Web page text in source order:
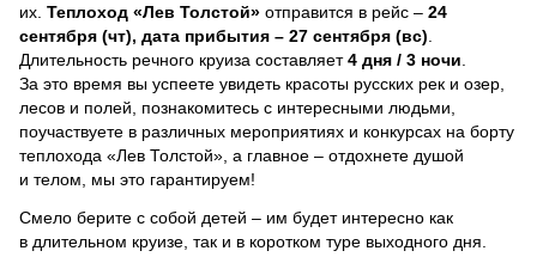
их. Теплоход «Лев Толстой» отправится в рейс – 24
сентября (чт), дата прибытия – 27 сентября (вс)
Длительность речного круиза составляет4 дня / 3 ночи
За это время вы успеете увидеть красоты русских рек и озер,
лесов и полей, познакомитесь с интересными людьми,
поучаствуете в различных мероприятиях и конкурсах на борту
теплохода «Лев Толстой», а главное – отдохнете душой
и телом, мы это гарантируем!
Смело берите с собой детей – им будет интересно как
в длительном круизе, так и в коротком туре выходного дня.